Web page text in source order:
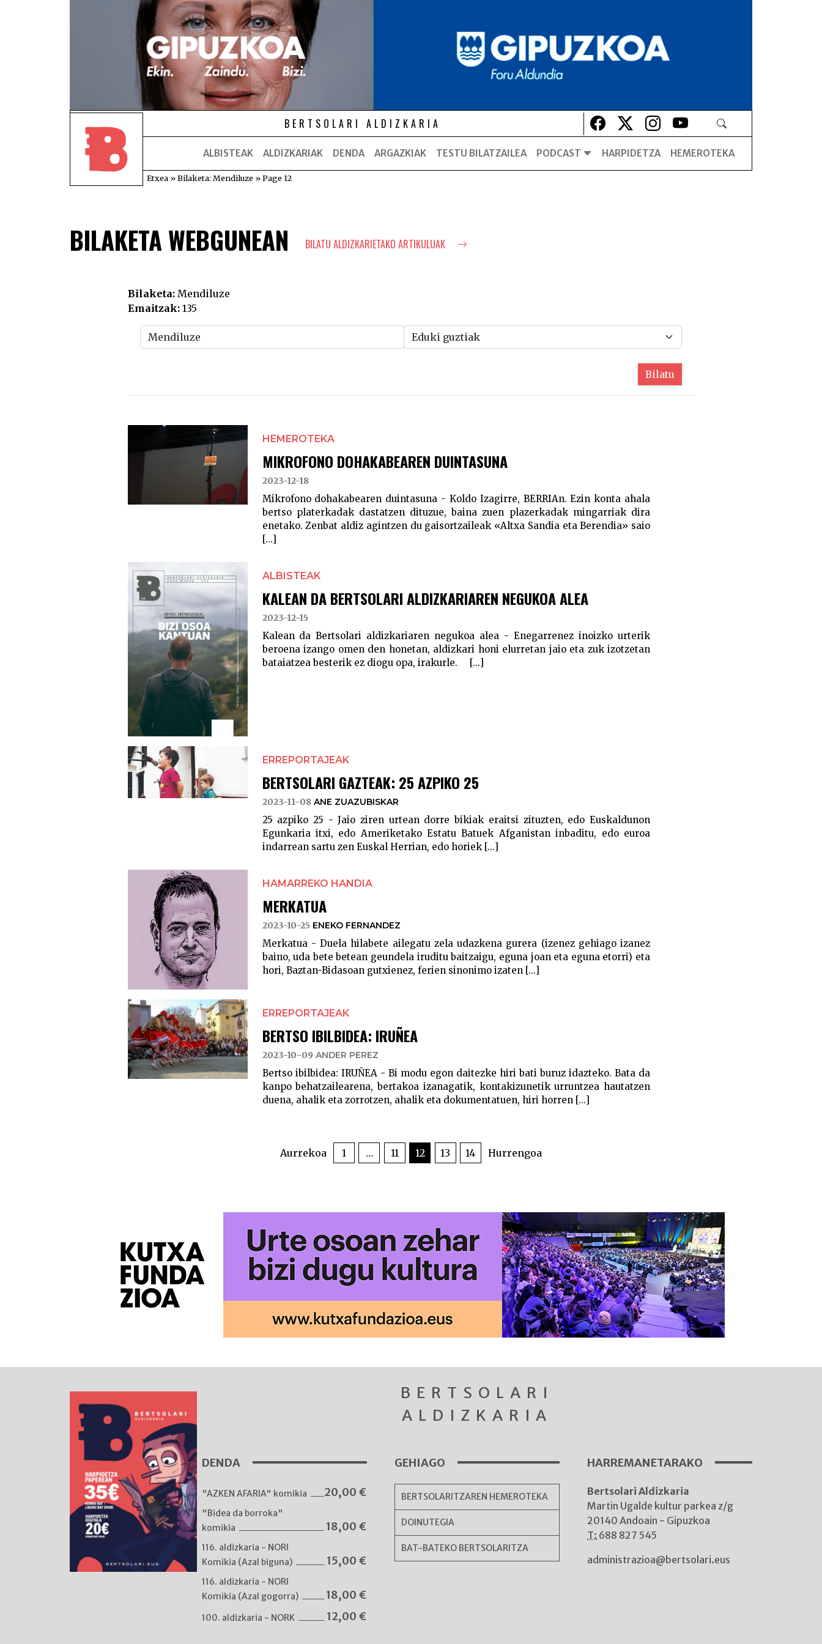
BERTSOLARI ALDIZKARIA Lehio berrian irekiko da
Lehio berrian irekiko da
Lehio berrian irekiko da
Lehio berrian irekiko da
ALBISTEAK ALDIZKARIAK DENDA ARGAZKIAK TESTU BILATZAILEA PODCAST HARPIDETZA HEMEROTEKA
Etxea »Bilaketa: Mendiluze »Page 12
BILAKETA WEBGUNEAN BILATU ALDIZKARIETAKO ARTIKULUAK
Bilaketa: Mendiluze
Emaitzak: 135
Bilatu
HEMEROTEKA
MIKROFONO DOHAKABEAREN DUINTASUNA
2023-12-18
Mikrofono dohakabearen duintasuna - Koldo Izagirre, BERRIAn. Ezin konta ahala
bertso platerkadak dastatzen dituzue, baina zuen plazerkadak mingarriak dira
enetako. Zenbat aldiz agintzen du gaisortzaileak «Altxa Sandia eta Berendia» saio
[...]
ALBISTEAK
KALEAN DA BERTSOLARI ALDIZKARIAREN NEGUKOA ALEA
2023-12-15
Kalean da Bertsolari aldizkariaren negukoa alea - Enegarrenez inoizko urterik
beroena izango omen den honetan, aldizkari honi elurretan jaio eta zuk izotzetan
bataiatzea besterik ez diogu opa, irakurle. [...]
ERREPORTAJEAK
BERTSOLARI GAZTEAK: 25 AZPIKO 25
2023-11-08 ANE ZUAZUBISKAR
25 azpiko 25 - Jaio ziren urtean dorre bikiak eraitsi zituzten, edo Euskaldunon
Egunkaria itxi, edo Ameriketako Estatu Batuek Afganistan inbaditu, edo euroa
indarrean sartu zen Euskal Herrian, edo horiek [...]
HAMARREKO HANDIA
MERKATUA
2023-10-25 ENEKO FERNANDEZ
Merkatua - Duela hilabete ailegatu zela udazkena gurera (izenez gehiago izanez
baino, uda bete betean geundela iruditu baitzaigu, eguna joan eta eguna etorri) eta
hori, Baztan-Bidasoan gutxienez, ferien sinonimo izaten [...]
ERREPORTAJEAK
BERTSO IBILBIDEA: IRUÑEA
2023-10-09 ANDER PEREZ
Bertso ibilbidea: IRUÑEA - Bi modu egon daitezke hiri bati buruz idazteko. Bata da
kanpo behatzailearena, bertakoa izanagatik, kontakizunetik urruntzea hautatzen
duena, ahalik eta zorrotzen, ahalik eta dokumentatuen, hiri horren [...]
Aurrekoa 1 … 11 12 13 14 Hurrengoa
BERTSOLARI
ALDIZKARIA
DENDA
"AZKEN AFARIA" komikia 20,00 €
"Bidea da borroka"
komikia
18,00 €
116. aldizkaria - NORI
Komikia (Azal biguna)
15,00 €
116. aldizkaria - NORI
Komikia (Azal gogorra)
18,00 €
100. aldizkaria - NORK 12,00 €
GEHIAGO
BERTSOLARITZAREN HEMEROTEKA
DOINUTEGIA
BAT-BATEKO BERTSOLARITZA
HARREMANETARAKO
Bertsolari Aldizkaria
Martin Ugalde kultur parkea z/g
20140 Andoain - Gipuzkoa
T: 688 827 545
administrazioa@bertsolari.eus